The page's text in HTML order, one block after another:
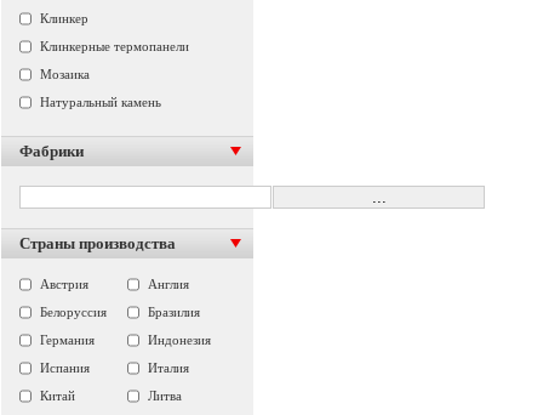
Клинкер
Клинкерные термопанели
Мозаика
Натуральный камень
Фабрики
Страны производства
Австрия
Англия
Белоруссия
Бразилия
Германия
Индонезия
Испания
Италия
Китай
Литва